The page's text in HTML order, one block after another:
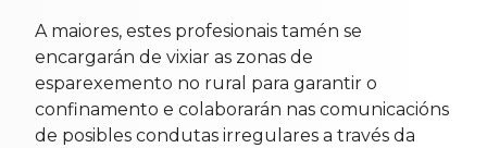
A maiores, estes profesionais tamén se
encargarán de vixiar as zonas de
esparexemento no rural para garantir o
confinamento e colaborarán nas comunicacións
de posibles condutas irregulares a través da